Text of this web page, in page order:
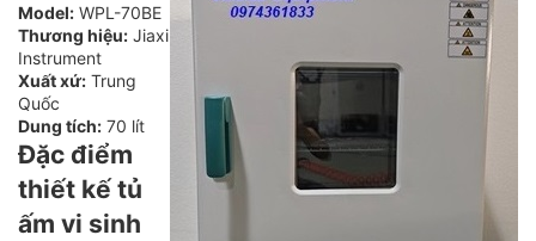
Model: WPL-70BE
Thương hiệu: Jiaxi
Instrument
Xuất xứ: Trung
Quốc
Dung tích: 70 lít
Đặc điểm
thiết kế tủ
ấm vi sinh